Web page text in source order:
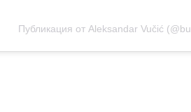
Публикация от Aleksandar Vučić